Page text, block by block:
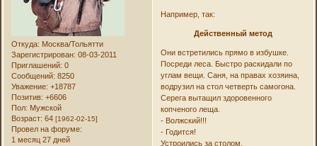
Откуда: Москва/Тольятти
Зарегистрирован: 08-03-2011
Приглашений: 0
Сообщений: 8250
Уважение: +18787
Позитив: +6606
Пол: Мужской
Возраст: 64[1962-02-15]
Провел на форуме:
1 месяц 27 дней
Например, так:
Действенный метод
Они встретились прямо в избушке.
Посреди леса. Быстро раскидали по
углам вещи. Саня, на правах хозяина,
водрузил на стол четверть самогона.
Серега вытащил здоровенного
копченого леща.
- Волжский!!!
- Годится!
Устроились за столом.